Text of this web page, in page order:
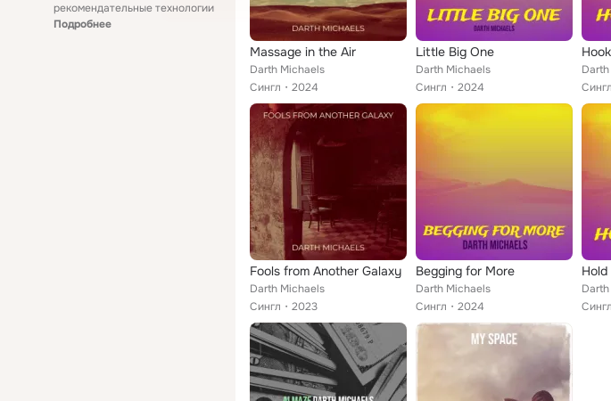
рекомендательные технологии
Подробнее
Massage in the Air
Darth Michaels
Сингл
2024
Little Big One
Darth Michaels
Сингл
2024
Сингл
Fools from Another Galaxy
Darth Michaels
Сингл
2023
Begging for More
Darth Michaels
Сингл
2024
Сингл